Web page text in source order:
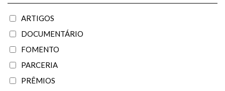
ARTIGOS
DOCUMENTÁRIO
FOMENTO
PARCERIA
PRÊMIOS